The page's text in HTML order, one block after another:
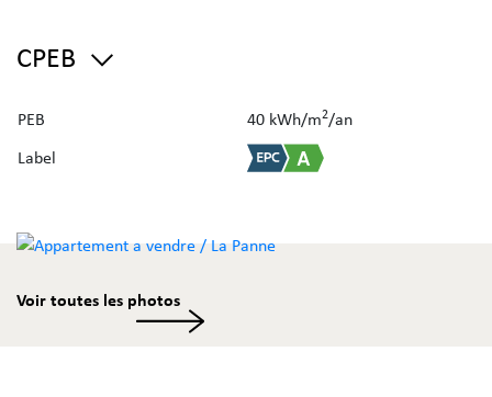
CPEB
PEB 40 kWh/m2/an
Label
Voir toutes les photos